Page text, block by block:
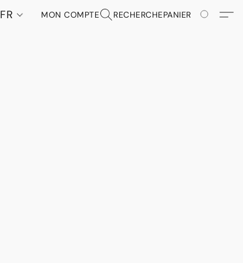
FR MON COMPTE RECHERCHEPANIER